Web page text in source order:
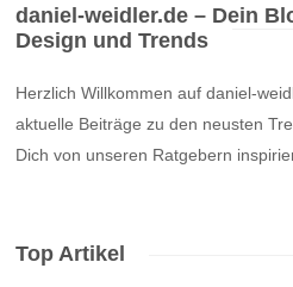
daniel-weidler.de – Dein
Design und Trends
Herzlich Willkommen auf daniel-
aktuelle Beiträge zu den neusten
Dich von unseren Ratgebern
Top Artikel